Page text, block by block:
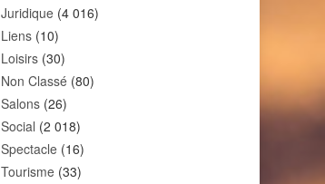
Juridique (4 016)
Liens (10)
Loisirs (30)
Non Classé (80)
Salons (26)
Social (2 018)
Spectacle (16)
Tourisme (33)